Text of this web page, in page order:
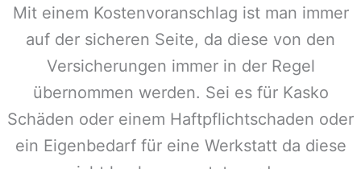
Mit einem Kostenvoranschlag ist man immer
auf der sicheren Seite, da diese von den
Versicherungen immer in der Regel
übernommen werden. Sei es für Kasko
Schäden oder einem Haftpflichtschaden oder
ein Eigenbedarf für eine Werkstatt da diese